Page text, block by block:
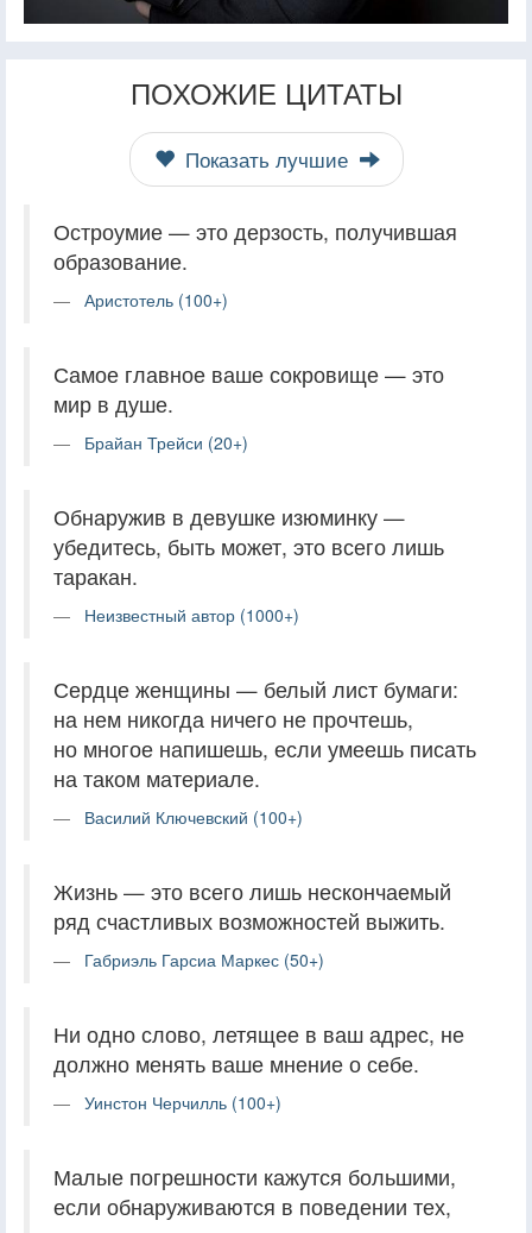
ПОХОЖИЕ ЦИТАТЫ
Показать лучшие
Остроумие — это дерзость, получившая
образование.
Аристотель (100+)
Самое главное ваше сокровище — это
мир в душе.
Брайан Трейси (20+)
Обнаружив в девушке изюминку —
убедитесь, быть может, это всего лишь
таракан.
Неизвестный автор (1000+)
Сердце женщины — белый лист бумаги:
на нем никогда ничего не прочтешь,
но многое напишешь, если умеешь писать
на таком материале.
Василий Ключевский (100+)
Жизнь — это всего лишь нескончаемый
ряд счастливых возможностей выжить.
Габриэль Гарсиа Маркес (50+)
Ни одно слово, летящее в ваш адрес, не
должно менять ваше мнение о себе.
Уинстон Черчилль (100+)
Малые погрешности кажутся большими,
если обнаруживаются в поведении тех,